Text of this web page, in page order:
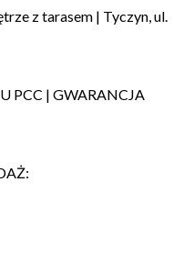
z tarasem | Tyczyn, ul.
PCC | GWARANCJA